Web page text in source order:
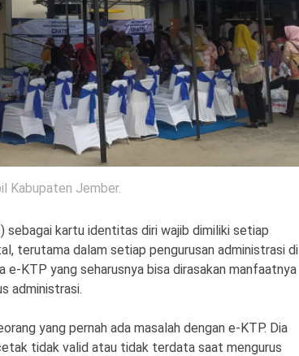
Kabupaten Jember.
sebagai kartu identitas diri wajib dimiliki setiap
terutama dalam setiap pengurusan administrasi di
e-KTP yang seharusnya bisa dirasakan manfaatnya
administrasi.
yang pernah ada masalah dengan e-KTP. Dia
tidak valid atau tidak terdata saat mengurus